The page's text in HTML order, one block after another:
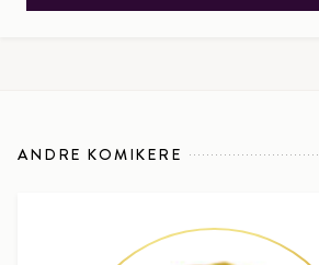
ANDRE KOMIKERE